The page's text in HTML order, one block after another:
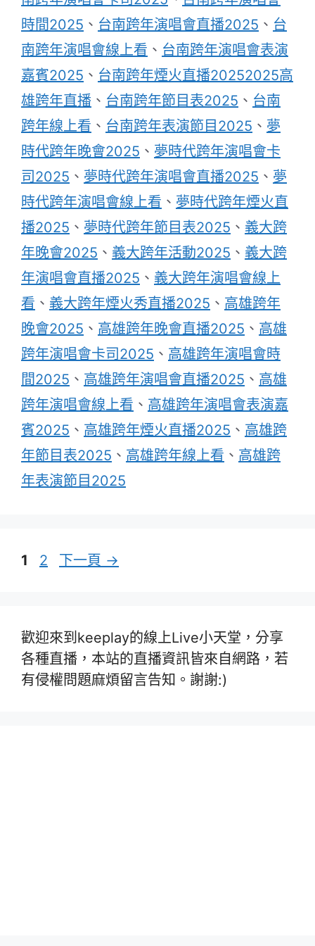
時間2025 、 台南跨年演唱會直播2025 、 台
南跨年演唱會線上看 、 台南跨年演唱會表演
嘉賓2025 、 台南跨年煙火直播20252025高
雄跨年直播 、 台南跨年節目表2025 、 台南
跨年線上看 、 台南跨年表演節目2025 、 夢
時代跨年晚會2025 、 夢時代跨年演唱會卡
司2025 、 夢時代跨年演唱會直播2025 、 夢
時代跨年演唱會線上看 、 夢時代跨年煙火直
播2025 、 夢時代跨年節目表2025 、 義大跨
年晚會2025 、 義大跨年活動2025 、 義大跨
年演唱會直播2025 、 義大跨年演唱會線上
看 、 義大跨年煙火秀直播2025 、 高雄跨年
晚會2025 、 高雄跨年晚會直播2025 、 高雄
跨年演唱會卡司2025 、 高雄跨年演唱會時
間2025 、 高雄跨年演唱會直播2025 、 高雄
跨年演唱會線上看 、 高雄跨年演唱會表演嘉
賓2025 、 高雄跨年煙火直播2025 、 高雄跨
年節目表2025 、 高雄跨年線上看 、 高雄跨
年表演節目2025
頁
1
頁
2 下一頁 →
歡迎來到keeplay的線上Live小天堂，分享
各種直播，本站的直播資訊皆來自網路，若
有侵權問題麻煩留言告知。謝謝:)